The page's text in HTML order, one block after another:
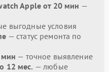
Apple от 20 мин —
выгодные условия
— статус ремонта по
мин — точное выявление
12 мес. — любые